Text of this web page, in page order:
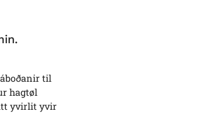
til
hagtøl
yvirlit yvir